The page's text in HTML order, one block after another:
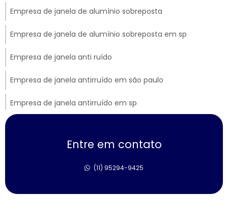
Empresa de janela de alumínio sobreposta
Empresa de janela de alumínio sobreposta em sp
Empresa de janela anti ruído
Empresa de janela antirruído em são paulo
Empresa de janela antirruído em sp
Empresa de janela sobreposta de giro
Empresa de janela sobreposta de giro em sp
Empresa de janela vidro multilaminado
Entre em contato
(11) 95294-9425